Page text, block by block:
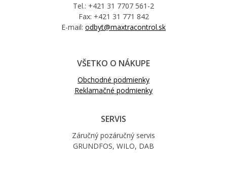
Tel.: +421 31 7707 561-2
Fax: +421 31 771 842
E-mail: odbyt@maxtracontrol.sk
VŠETKO O NÁKUPE
Obchodné podmienky
Reklamačné podmienky
SERVIS
Záručný pozáručný servis
GRUNDFOS, WILO, DAB